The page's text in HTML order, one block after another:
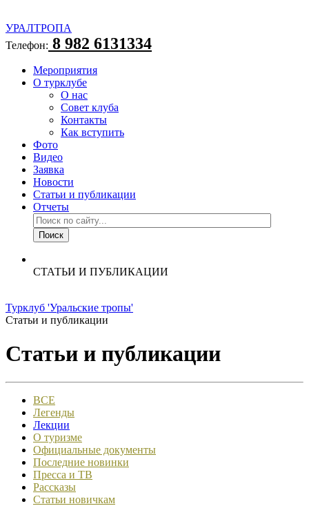
УРАЛТРОПА
Телефон: 8 982 6131334
Мероприятия
О турклубе
О нас
Совет клуба
Контакты
Как вступить
Фото
Видео
Заявка
Новости
Статьи и публикации
Отчеты
СТАТЬИ И ПУБЛИКАЦИИ
Турклуб 'Уральские тропы'
Статьи и публикации
Статьи и публикации
ВСЕ
Легенды
Лекции
О туризме
Официальные документы
Последние новинки
Пресса и ТВ
Рассказы
Статьи новичкам